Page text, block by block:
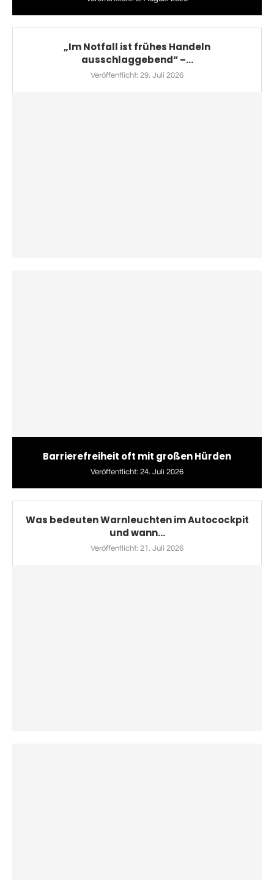
„Im Notfall ist frühes Handeln
ausschlaggebend“ –...
Veröffentlicht: 29. Juli 2026
Barrierefreiheit oft mit großen Hürden
Veröffentlicht: 24. Juli 2026
Was bedeuten Warnleuchten im Autocockpit
und wann...
Veröffentlicht: 21. Juli 2026